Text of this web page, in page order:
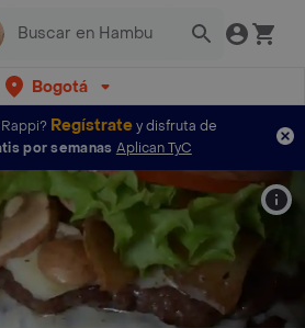
Bogotá
Regístratey disfruta de
por semanas Aplican TyC